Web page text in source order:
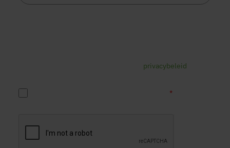
privacybeleid
*